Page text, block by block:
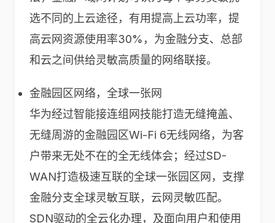
选不同的上云途径，有用提高上云功率，提
高云网资源使用率30%，为金融分支、总部
和云之间供给灵敏高质量的网络联接。
金融园区网络，全球一张网
华为经过智能接连组网技能打造无缝掩盖、
无缝周游的金融园区Wi-Fi 6无线网络，为客
户带来无处不在的全无线体会；经过SD-
WAN打造极速互联的全球一张园区网，支撑
金融分支全球灵敏互联，云网灵敏匹配。
SDN驱动的全云化办理，及面向用户和使用